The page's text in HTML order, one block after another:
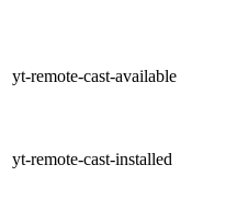
yt-remote-cast-available
yt-remote-cast-installed